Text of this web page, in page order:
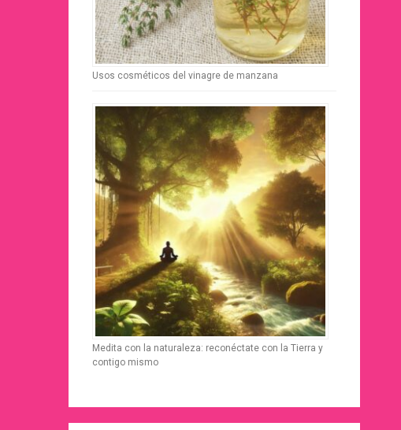
Usos cosméticos del vinagre de manzana
Medita con la naturaleza: reconéctate con la Tierra y
contigo mismo